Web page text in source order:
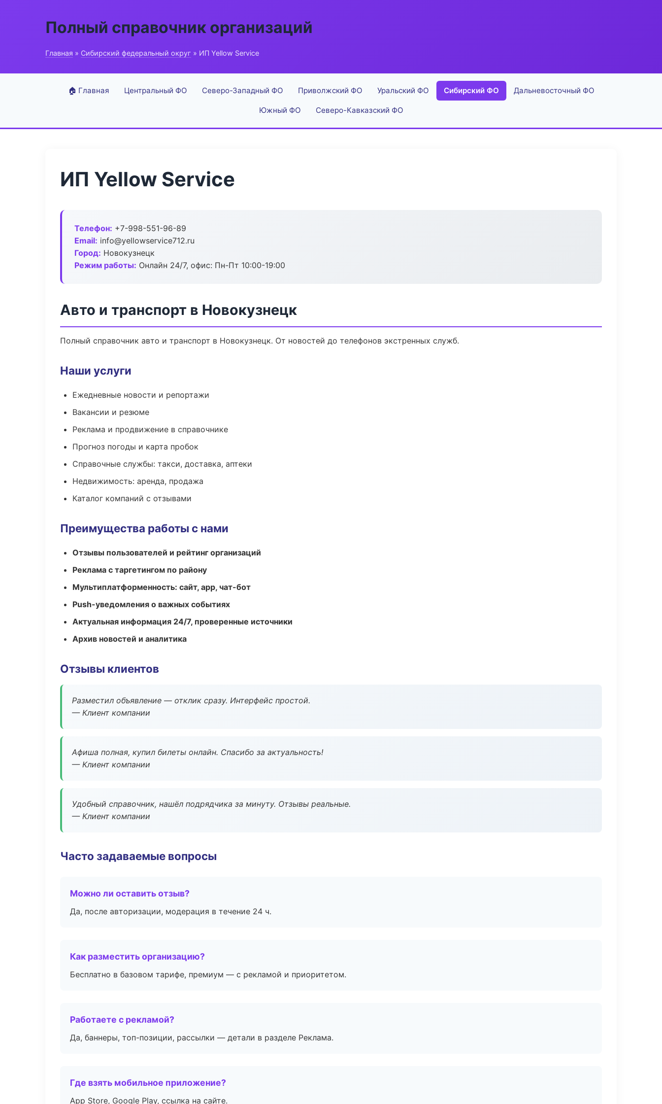
Полный справочник организаций
Главная » Сибирский федеральный округ » ИП Yellow Service
🏠 Главная Центральный ФО Северо-Западный ФО Приволжский ФО Уральский ФО Сибирский ФО Дальневосточный ФО
Южный ФО Северо-Кавказский ФО
ИП Yellow Service
Телефон: +7-998-551-96-89
Email: info@yellowservice712.ru
Город: Новокузнецк
Режим работы: Онлайн 24/7, офис: Пн-Пт 10:00-19:00
Авто и транспорт в Новокузнецк
Полный справочник авто и транспорт в Новокузнецк. От новостей до телефонов экстренных служб.
Наши услуги
Ежедневные новости и репортажи
Вакансии и резюме
Реклама и продвижение в справочнике
Прогноз погоды и карта пробок
Справочные службы: такси, доставка, аптеки
Недвижимость: аренда, продажа
Каталог компаний с отзывами
Преимущества работы с нами
Отзывы пользователей и рейтинг организаций
Реклама с таргетингом по району
Мультиплатформенность: сайт, app, чат-бот
Push-уведомления о важных событиях
Актуальная информация 24/7, проверенные источники
Архив новостей и аналитика
Отзывы клиентов
Разместил объявление — отклик сразу. Интерфейс простой.
— Клиент компании
Афиша полная, купил билеты онлайн. Спасибо за актуальность!
— Клиент компании
Удобный справочник, нашёл подрядчика за минуту. Отзывы реальные.
— Клиент компании
Часто задаваемые вопросы
Можно ли оставить отзыв?
Да, после авторизации, модерация в течение 24 ч.
Как разместить организацию?
Бесплатно в базовом тарифе, премиум — с рекламой и приоритетом.
Работаете с рекламой?
Да, баннеры, топ-позиции, рассылки — детали в разделе Реклама.
Где взять мобильное приложение?
App Store, Google Play, ссылка на сайте.